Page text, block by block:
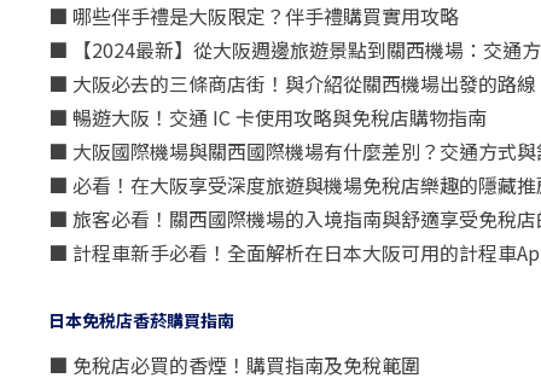
■ 哪些伴手禮是大阪限定？伴手禮購買實用攻略
■ 【2024最新】從大阪週邊旅遊景點到關西機場：交通
■ 大阪必去的三條商店街！與介紹從關西機場出發的路線
■ 暢遊大阪！交通 IC 卡使用攻略與免稅店購物指南
■ 大阪國際機場與關西國際機場有什麼差別？交通方式
■ 必看！在大阪享受深度旅遊與機場免稅店樂趣的隱藏
■ 旅客必看！關西國際機場的入境指南與舒適享受免稅
■ 計程車新手必看！全面解析在日本大阪可用的計程車
日本免税店香菸購買指南
■ 免稅店必買的香煙！購買指南及免稅範圍